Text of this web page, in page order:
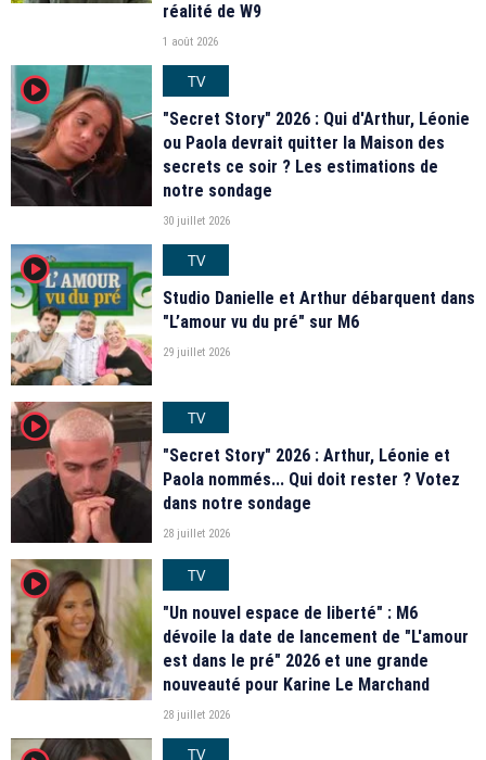
réalité de W9
1 août 2026
player2
TV
"Secret Story" 2026 : Qui d'Arthur, Léonie
ou Paola devrait quitter la Maison des
secrets ce soir ? Les estimations de
notre sondage
30 juillet 2026
player2
TV
Studio Danielle et Arthur débarquent dans
"L’amour vu du pré" sur M6
29 juillet 2026
player2
TV
"Secret Story" 2026 : Arthur, Léonie et
Paola nommés... Qui doit rester ? Votez
dans notre sondage
28 juillet 2026
player2
TV
"Un nouvel espace de liberté" : M6
dévoile la date de lancement de "L'amour
est dans le pré" 2026 et une grande
nouveauté pour Karine Le Marchand
28 juillet 2026
TV